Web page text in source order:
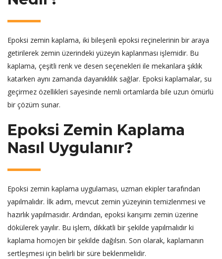
Epoksi zemin kaplama, iki bileşenli epoksi reçinelerinin bir araya
getirilerek zemin üzerindeki yüzeyin kaplanması işlemidir. Bu
kaplama, çeşitli renk ve desen seçenekleri ile mekanlara şıklık
katarken aynı zamanda dayanıklılık sağlar. Epoksi kaplamalar, su
geçirmez özellikleri sayesinde nemli ortamlarda bile uzun ömürlü
bir çözüm sunar.
Epoksi Zemin Kaplama
Nasıl Uygulanır?
Epoksi zemin kaplama uygulaması, uzman ekipler tarafından
yapılmalıdır. İlk adım, mevcut zemin yüzeyinin temizlenmesi ve
hazırlık yapılmasıdır. Ardından, epoksi karışımı zemin üzerine
dökülerek yayılır. Bu işlem, dikkatli bir şekilde yapılmalıdır ki
kaplama homojen bir şekilde dağılsın. Son olarak, kaplamanın
sertleşmesi için belirli bir süre beklenmelidir.